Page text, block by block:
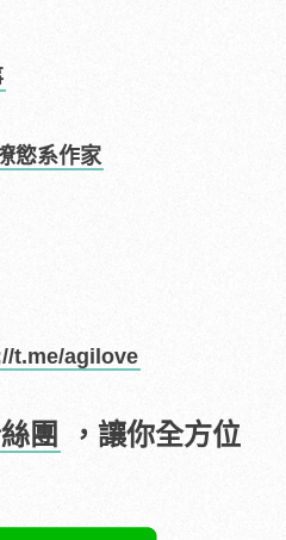
慾系作家
t.me/agilove
團
，讓你全方位